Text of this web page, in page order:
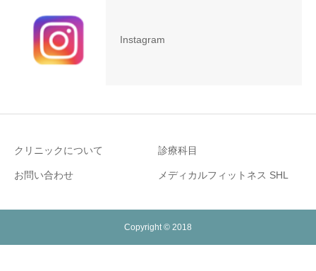
Instagram
クリニックについて 診療科目
お問い合わせ メディカルフィットネス SHL
Copyright © 2018